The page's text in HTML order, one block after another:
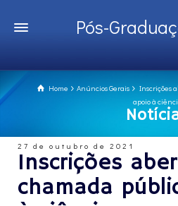
Pós-
Home Anúncios Gerais
Inscrições
apoio à
27 de outubro de 2021
Inscrições
chamada